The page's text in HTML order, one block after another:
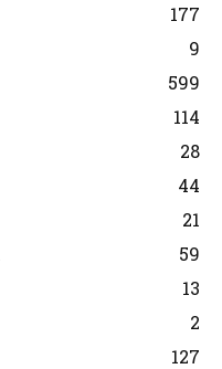
177
9
599
114
28
44
21
59
13
2
127